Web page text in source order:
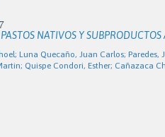
NATIVOS Y SUBPRODUCTOS
Luna Quecaño, Juan Carlos;
Quispe Condori, Esther; Cañazaca